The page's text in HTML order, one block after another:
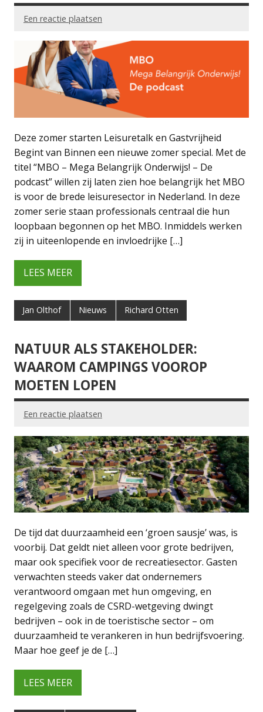
Een reactie plaatsen
Deze zomer starten Leisuretalk en Gastvrijheid
Begint van Binnen een nieuwe zomer special. Met de
titel “MBO – Mega Belangrijk Onderwijs! – De
podcast” willen zij laten zien hoe belangrijk het MBO
is voor de brede leisuresector in Nederland. In deze
zomer serie staan professionals centraal die hun
loopbaan begonnen op het MBO. Inmiddels werken
zij in uiteenlopende en invloedrijke […]
LEES MEER
Jan Olthof Nieuws Richard Otten
NATUUR ALS STAKEHOLDER:
WAAROM CAMPINGS VOOROP
MOETEN LOPEN
Een reactie plaatsen
De tijd dat duurzaamheid een ‘groen sausje’ was, is
voorbij. Dat geldt niet alleen voor grote bedrijven,
maar ook specifiek voor de recreatiesector. Gasten
verwachten steeds vaker dat ondernemers
verantwoord omgaan met hun omgeving, en
regelgeving zoals de CSRD-wetgeving dwingt
bedrijven – ook in de toeristische sector – om
duurzaamheid te verankeren in hun bedrijfsvoering.
Maar hoe geef je de […]
LEES MEER